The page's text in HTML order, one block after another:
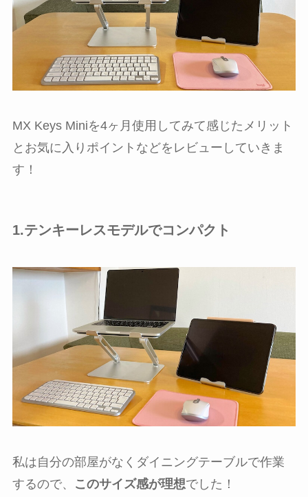
MX Keys Miniを4ヶ月使用してみて感じたメリット
とお気に入りポイントなどをレビューしていきま
す！
1.テンキーレスモデルでコンパクト
私は自分の部屋がなくダイニングテーブルで作業
するので、
このサイズ感が理想でした！